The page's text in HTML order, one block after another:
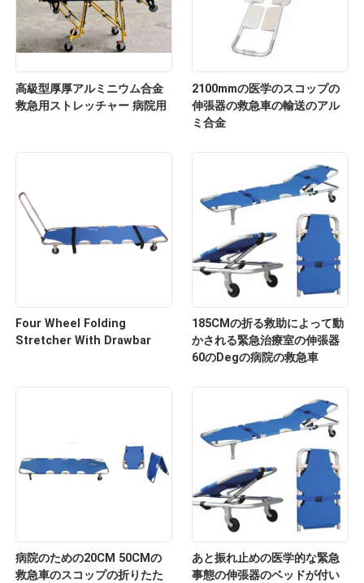
高級型厚厚アルミニウム合金
救急用ストレッチャー 病院用
2100mmの医学のスコップの
伸張器の救急車の輸送のアル
ミ合金
Four Wheel Folding
Stretcher With Drawbar
185CMの折る救助によって動
かされる緊急治療室の伸張器
60のDegの病院の救急車
病院のための20CM 50CMの
救急車のスコップの折りたた
あと振れ止めの医学的な緊急
事態の伸張器のベッドが付い